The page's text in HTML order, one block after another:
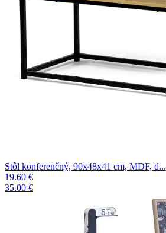
Stôl konferenčný, 90x48x41 cm, MDF, d...
19.60 €
35.00 €